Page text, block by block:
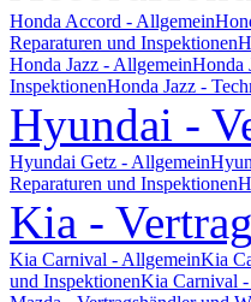
Honda Accord - Allgemein
Reparaturen und Inspektionen
Honda Jazz - AllgemeinHonda
InspektionenHonda Jazz -
Hyundai -
Hyundai Getz - Allgemein
Reparaturen und Inspektionen
Kia -
Kia Carnival - AllgemeinKia
und InspektionenKia Carnival